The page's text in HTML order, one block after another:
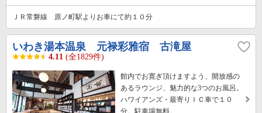
ＪＲ常磐線 原ノ町駅よりお車にて約１０分
いわき湯本温泉 元禄彩雅宿 古滝屋
4.11 (全1829件)
館内でお寛ぎ頂けますよう、開放感の
あるラウンジ、魅力的な3つのお風呂。
ハワイアンズ・最寄りＩＣ車で１０
分。駐車場無料。